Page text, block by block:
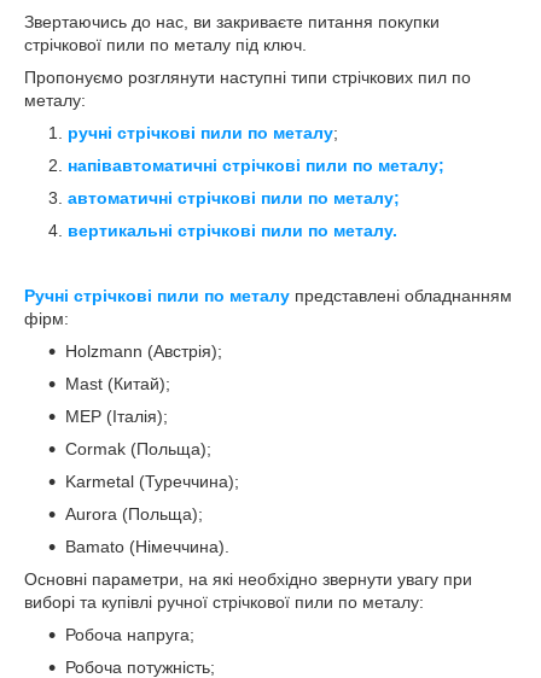
Звертаючись до нас, ви закриваєте питання покупки
стрічкової пили по металу під ключ.
Пропонуємо розглянути наступні типи стрічкових пил по
металу:
ручні стрічкові пили по металу;
напівавтоматичні стрічкові пили по металу;
автоматичні стрічкові пили по металу;
вертикальні стрічкові пили по металу.
Ручні стрічкові пили по металу представлені обладнанням
фірм:
Holzmann (Австрія);
Mast (Китай);
MEP (Італія);
Cormak (Польща);
Karmetal (Туреччина);
Aurora (Польща);
Bamato (Німеччина).
Основні параметри, на які необхідно звернути увагу при
виборі та купівлі ручної стрічкової пили по металу:
Робоча напруга;
Робоча потужність;